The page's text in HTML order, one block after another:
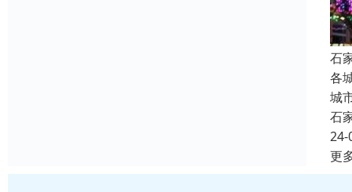
石
各
城
石
24-
更